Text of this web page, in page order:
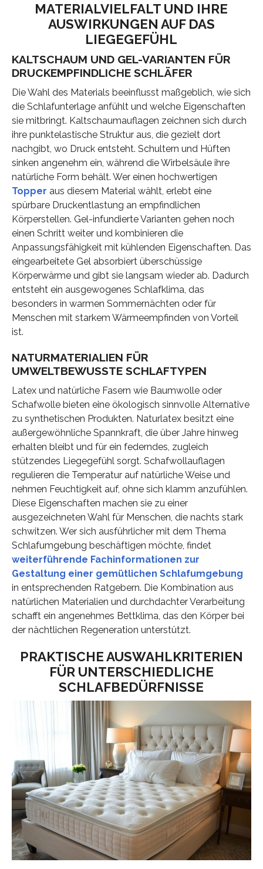
MATERIALVIELFALT UND IHRE
AUSWIRKUNGEN AUF DAS
LIEGEGEFÜHL
KALTSCHAUM UND GEL-VARIANTEN FÜR
DRUCKEMPFINDLICHE SCHLÄFER
Die Wahl des Materials beeinflusst maßgeblich, wie sich
die Schlafunterlage anfühlt und welche Eigenschaften
sie mitbringt. Kaltschaumauflagen zeichnen sich durch
ihre punktelastische Struktur aus, die gezielt dort
nachgibt, wo Druck entsteht. Schultern und Hüften
sinken angenehm ein, während die Wirbelsäule ihre
natürliche Form behält. Wer einen hochwertigen
Topper aus diesem Material wählt, erlebt eine
spürbare Druckentlastung an empfindlichen
Körperstellen. Gel-infundierte Varianten gehen noch
einen Schritt weiter und kombinieren die
Anpassungsfähigkeit mit kühlenden Eigenschaften. Das
eingearbeitete Gel absorbiert überschüssige
Körperwärme und gibt sie langsam wieder ab. Dadurch
entsteht ein ausgewogenes Schlafklima, das
besonders in warmen Sommernächten oder für
Menschen mit starkem Wärmeempfinden von Vorteil
ist.
NATURMATERIALIEN FÜR
UMWELTBEWUSSTE SCHLAFTYPEN
Latex und natürliche Fasern wie Baumwolle oder
Schafwolle bieten eine ökologisch sinnvolle Alternative
zu synthetischen Produkten. Naturlatex besitzt eine
außergewöhnliche Spannkraft, die über Jahre hinweg
erhalten bleibt und für ein federndes, zugleich
stützendes Liegegefühl sorgt. Schafwollauflagen
regulieren die Temperatur auf natürliche Weise und
nehmen Feuchtigkeit auf, ohne sich klamm anzufühlen.
Diese Eigenschaften machen sie zu einer
ausgezeichneten Wahl für Menschen, die nachts stark
schwitzen. Wer sich ausführlicher mit dem Thema
Schlafumgebung beschäftigen möchte, findet
weiterführende Fachinformationen zur
Gestaltung einer gemütlichen Schlafumgebung
in entsprechenden Ratgebern. Die Kombination aus
natürlichen Materialien und durchdachter Verarbeitung
schafft ein angenehmes Bettklima, das den Körper bei
der nächtlichen Regeneration unterstützt.
PRAKTISCHE AUSWAHLKRITERIEN
FÜR UNTERSCHIEDLICHE
SCHLAFBEDÜRFNISSE